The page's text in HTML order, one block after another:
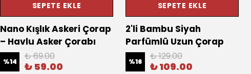
SEPETE EKLE
Nano Kışlık Askeri Çorap
– Havlu Asker Çorabı
%14 ₺ 69.00
₺ 59.00
SEPETE EKLE
2'li Bambu Siyah
Parfümlü Uzun Çorap
%16 ₺ 129.00
₺ 109.00